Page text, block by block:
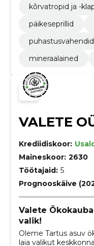
kõrvatropid ja -
päikeseprillid
puhastusvahendid
mineraalained
VALETE
Krediidiskoor:
Maineskoor: 2630
Töötajaid: 5
Prognooskäive
Valete
valik!
Oleme Tartus asuv
laia valikut